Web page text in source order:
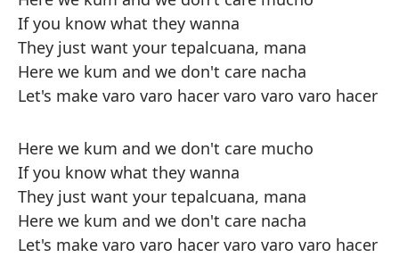
If you know what they wanna
They just want your tepalcuana, mana
Here we kum and we don't care nacha
Let's make varo varo hacer varo varo varo hacer
Here we kum and we don't care mucho
If you know what they wanna
They just want your tepalcuana, mana
Here we kum and we don't care nacha
Let's make varo varo hacer varo varo varo hacer